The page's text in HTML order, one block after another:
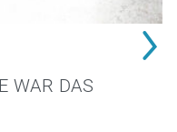
WAR DAS